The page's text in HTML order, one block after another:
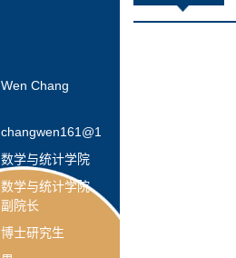
Wen Chang
changwen161@163.com
数学与统计学院
数学与统计学院
副院长
博士研究生